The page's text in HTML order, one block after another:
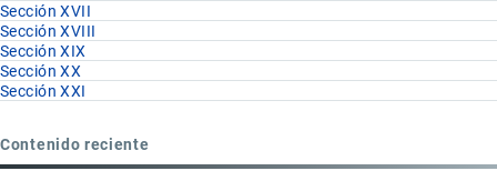
Sección XVII
Sección XVIII
Sección XIX
Sección XX
Sección XXI
Contenido reciente